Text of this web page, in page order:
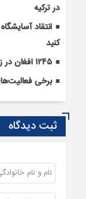
در ترکیه
انتقاد
کنید
۱۲۴۵ افغان در زندان‌های استان تهران محبوس هستند
برخی
ثبت دیدگاه